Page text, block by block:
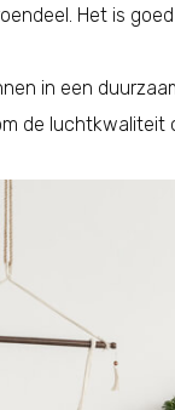
Het is
in een
de luchtkwaliteit